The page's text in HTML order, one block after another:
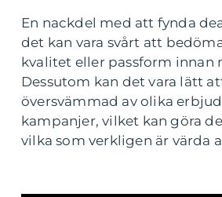
En nackdel med att fynda
det kan vara svårt att
kvalitet eller passform innan
Dessutom kan det vara lätt
översvämmad av olika
kampanjer, vilket kan göra
vilka som verkligen är värda